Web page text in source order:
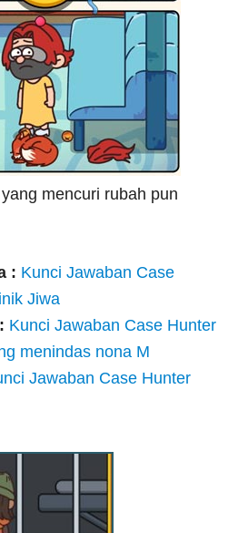
mencuri rubah pun
: Kunci Jawaban Case
Jiwa
Kunci Jawaban Case Hunter
menindas nona M
Jawaban Case Hunter